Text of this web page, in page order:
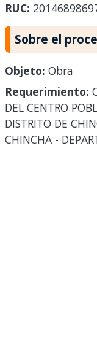
RUC:
Sobre el
Objeto: Obra
Requerimiento:
DEL CENTRO
DISTRITO DE
CHINCHA -